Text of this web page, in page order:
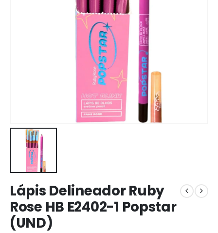
Lápis Delineador Ruby
Rose HB E2402-1 Popstar
(UND)